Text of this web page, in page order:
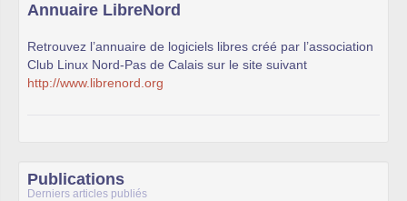
Annuaire LibreNord
Retrouvez l’annuaire de logiciels libres créé par l’association
Club Linux Nord-Pas de Calais sur le site suivant
http://www.librenord.org
Publications
Derniers articles publiés